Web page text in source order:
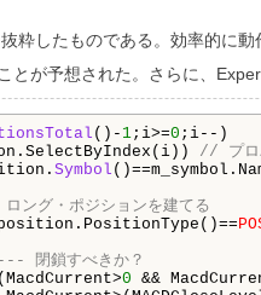
粋したものである。効率的に
とが予想された。さらに、
()- 1;i>=0 ;i--)
// プロ
Symbol
グ・ポジションを建てる
閉鎖すべきか？
(MacdCurrent>0 &&